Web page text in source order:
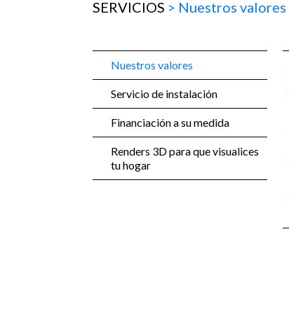
SERVICIOS > Nuestros valores
Nuestros valores
Servicio de instalación
Financiación a su medida
Renders 3D para que visualices
tu hogar